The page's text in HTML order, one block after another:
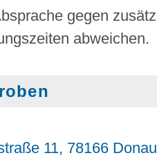
gegen
abweichen.
11, 78166